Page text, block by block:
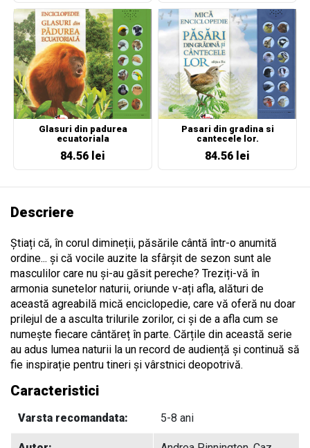
Glasuri din padurea
ecuatoriala
84.56 lei
Pasari din gradina si
cantecele lor.
84.56 lei
Descriere
Știați că, în corul dimineții, păsările cântă într-o anumită
ordine... și că vocile auzite la sfârșit de sezon sunt ale
masculilor care nu și-au găsit pereche? Treziți-vă în
armonia sunetelor naturii, oriunde v-ați afla, alături de
această agreabilă mică enciclopedie, care vă oferă nu doar
prilejul de a asculta trilurile zorilor, ci și de a afla cum se
numește fiecare cântăreț în parte. Cărțile din această serie
au adus lumea naturii la un record de audiență și continuă să
fie inspirație pentru tineri și vârstnici deopotrivă.
Caracteristici
Varsta recomandata: 5-8 ani